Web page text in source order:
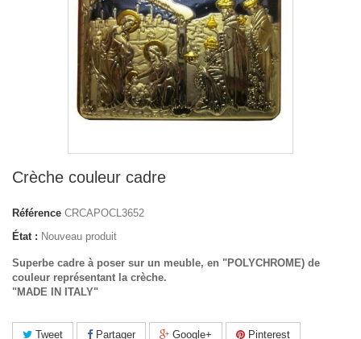
Crèche couleur cadre
Référence CRCAPOCL3652
État : Nouveau produit
Superbe cadre à poser sur un meuble, en "POLYCHROME) de
couleur représentant la crèche.
"MADE IN ITALY"
Tweet Partager Google+ Pinterest